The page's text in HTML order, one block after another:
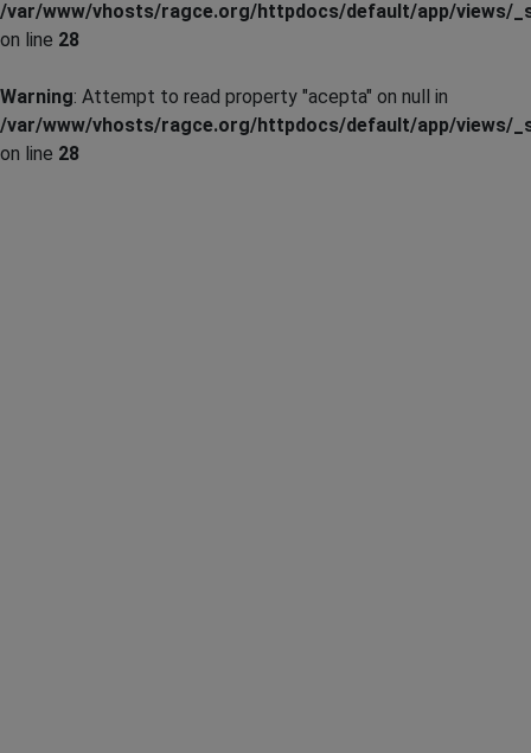
/var/www/vhosts/ragce.org/httpdocs/default/app/views/
on line 28
Warning: Attempt to read property "acepta" on null in
/var/www/vhosts/ragce.org/httpdocs/default/app/views/
on line 28